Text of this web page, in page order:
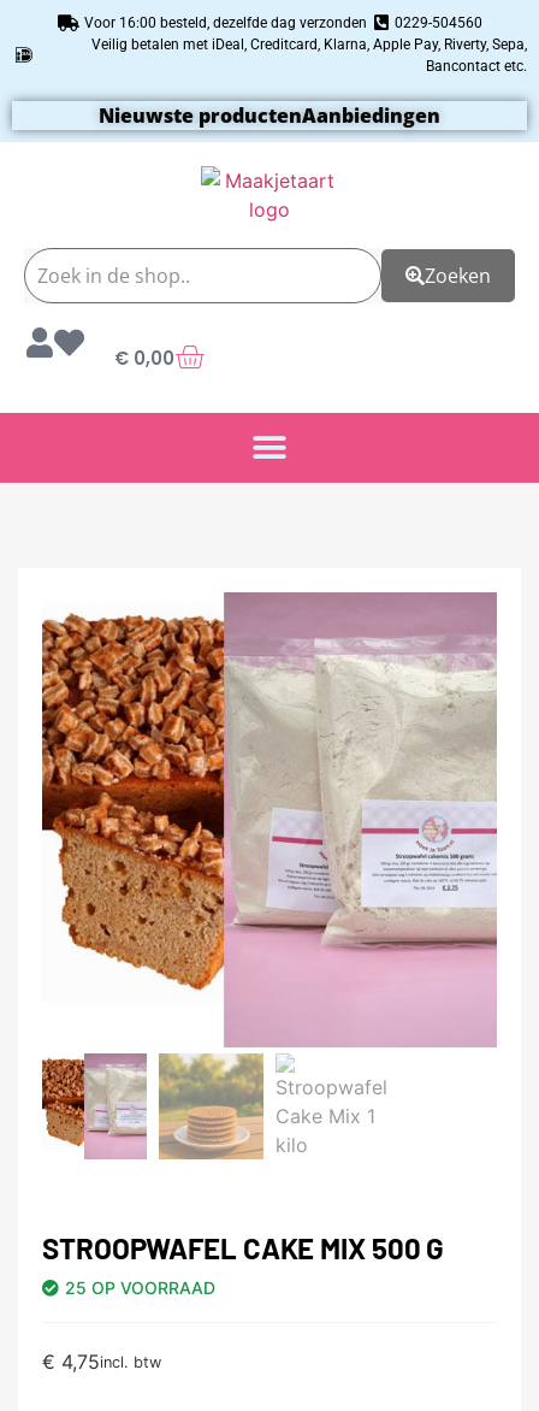
Voor 16:00 besteld, dezelfde dag verzonden
0229-504560
Veilig betalen met iDeal, Creditcard, Klarna, Apple Pay, Riverty, Sepa,
Bancontact etc.
Nieuwste productenAanbiedingen
Zoeken
€ 0,00
STROOPWAFEL CAKE MIX 500 G
25 OP VOORRAAD
€ 4,75incl. btw